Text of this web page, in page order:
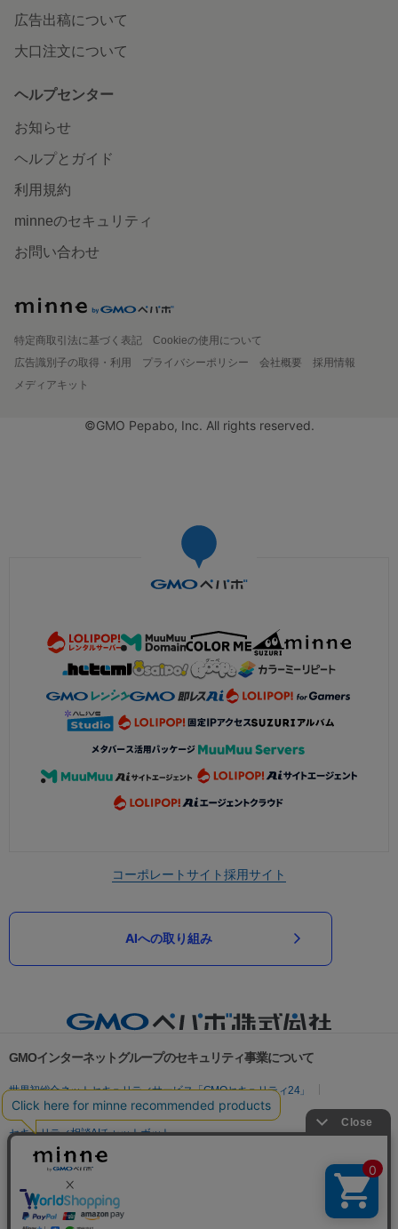
広告出稿について
大口注文について
ヘルプセンター
お知らせ
ヘルプとガイド
利用規約
minneのセキュリティ
お問い合わせ
特定商取引法に基づく表記
Cookieの使用について
広告識別子の取得・利用
プライバシーポリシー 会社概要
採用情報
メディアキット
©GMO Pepabo, Inc. All rights reserved.
コーポレートサイト採用サイト
AIへの取り組み
GMOインターネットグループのセキュリティ事業について
世界初総合ネットセキュリティサービス「GMOセキュリティ24」
パスワード漏洩診断
Webサイトリスク診断
セキュリティ相談AIチャットボット
実在証明・盗聴対策
サイバー攻撃対策（GMO Flatt Security）
セキュリティ事業の軌跡